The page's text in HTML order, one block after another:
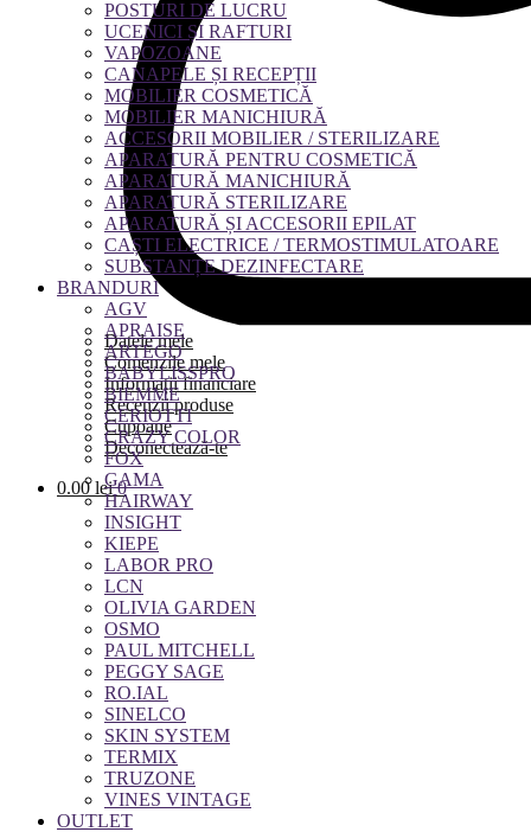
Datele mele
Comenzile mele
Informații financiare
Recenzii produse
Cupoane
Deconectează-te
0.00lei 0
POSTURI DE LUCRU
UCENICI ȘI RAFTURI
VAPOZOANE
CANAPELE ȘI RECEPȚII
MOBILIER COSMETICĂ
MOBILIER MANICHIURĂ
ACCESORII MOBILIER / STERILIZARE
APARATURĂ PENTRU COSMETICĂ
APARATURĂ MANICHIURĂ
APARATURĂ STERILIZARE
APARATURĂ ȘI ACCESORII EPILAT
CAȘTI ELECTRICE / TERMOSTIMULATOARE
SUBSTANȚE DEZINFECTARE
BRANDURI
AGV
APRAISE
ARTEGO
BABYLISSPRO
BIEMME
CERIOTTI
CRAZY COLOR
FOX
GAMA
HAIRWAY
INSIGHT
KIEPE
LABOR PRO
LCN
OLIVIA GARDEN
OSMO
PAUL MITCHELL
PEGGY SAGE
RO.IAL
SINELCO
SKIN SYSTEM
TERMIX
TRUZONE
VINES VINTAGE
OUTLET